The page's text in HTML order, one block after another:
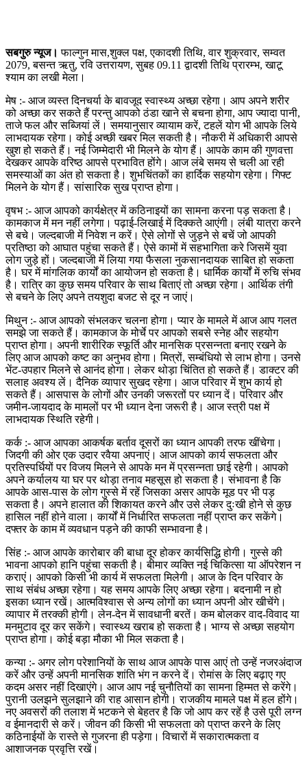
सबगुरु न्यूज। फाल्गुन मास,शुक्ल पक्ष, एकादशी तिथि, वार शुक्रवार, सम्वत
2079, बसन्त ऋतु, रवि उत्तरायण, सुबह 09.11 द्वादशी तिथि प्रारम्भ, खाटू
श्याम का लखी मेला।
मेष :- आज व्यस्त दिनचर्या के बावजूद स्वास्थ्य अच्छा रहेगा। आप अपने शरीर
को अच्छा कर सकते हैं परन्तु आपको ठंडा खाने से बचना होगा, आप ज्यादा पानी,
ताजे फल और सब्जियां लें। समयानुसार व्यायाम करें, टहलें योग भी आपके लिये
लाभदायक रहेगा। कोई अच्छी खबर मिल सकती है। नौकरी में अधिकारी आपसे
खुश हो सकते हैं। नई जिम्मेदारी भी मिलने के योग हैं। आपके काम की गुणवत्ता
देखकर आपके वरिष्ठ आपसे प्रभावित होंगे। आज लंबे समय से चली आ रही
समस्याओं का अंत हो सकता है। शुभचिंतकों का हार्दिक सहयोग रहेगा। गिफ्ट
मिलने के योग हैं। सांसारिक सुख प्राप्त होगा।
वृषभ :- आज आपको कार्यक्षेत्र में कठिनाइयों का सामना करना पड़ सकता है।
कामकाज में मन नहीं लगेगा। पढ़ाई-लिखाई में दिक्कते आएंगी। लंबी यात्रा करने
से बचे। जल्दबाजी में निवेश न करें। ऐसे लोगों से जुड़ने से बचें जो आपकी
प्रतिष्ठा को आघात पहुंचा सकते हैं। ऐसे कामों में सहभागिता करे जिसमें युवा
लोग जुड़े हों। जल्दबाजी में लिया गया फैसला नुकसानदायक साबित हो सकता
है। घर में मांगलिक कार्यों का आयोजन हो सकता है। धार्मिक कार्यों में रुचि संभव
है। रात्रि का कुछ समय परिवार के साथ बिताएं तो अच्छा रहेगा। आर्थिक तंगी
से बचने के लिए अपने तयशुदा बजट से दूर न जाएं।
मिथुन :- आज आपको संभलकर चलना होगा। प्यार के मामले में आज आप गलत
समझे जा सकते हैं। कामकाज के मोर्चे पर आपको सबसे स्नेह और सहयोग
प्राप्त होगा। अपनी शारीरिक स्फूर्ति और मानसिक प्रसन्नता बनाए रखने के
लिए आज आपको कष्ट का अनुभव होगा। मित्रों, सम्बंधियो से लाभ होगा। उनसे
भेंट-उपहार मिलने से आनंद होगा। लेकर थोड़ा चिंतित हो सकते हैं। डाक्टर की
सलाह अवश्य लें। दैनिक व्यापार सुखद रहेगा। आज परिवार में शुभ कार्य हो
सकते हैं। आसपास के लोगों और उनकी जरूरतों पर ध्यान दें। परिवार और
जमीन-जायदाद के मामलों पर भी ध्यान देना जरूरी है। आज स्त्री पक्ष में
लाभदायक स्थिति रहेगी।
कर्क :- आज आपका आकर्षक बर्ताव दूसरों का ध्यान आपकी तरफ खींचेगा।
जिदगी की ओर एक उदार रवैया अपनाएं। आज आपको कार्य सफलता और
प्रतिस्पर्धियों पर विजय मिलने से आपके मन में प्रसन्नता छाई रहेगी। आपको
अपने कर्यालय या घर पर थोड़ा तनाव महसूस हो सकता है। संभावना है कि
आपके आस-पास के लोग गुस्से में रहें जिसका असर आपके मूड पर भी पड़
सकता है। अपने हालात की शिकायत करने और उसे लेकर दुःखी होने से कुछ
हासिल नहीं होने वाला। कार्यों में निर्धारित सफलता नहीं प्राप्त कर सकेंगे।
दफ्तर के काम में व्यवधान पड़ने की काफी सम्भावना है।
सिंह :- आज आपके कारोबार की बाधा दूर होकर कार्यसिद्धि होगी। गुस्से की
भावना आपको हानि पहुंचा सकती है। बीमार व्यक्ति नई चिकित्सा या ऑपरेशन न
कराएं। आपको किसी भी कार्य में सफलता मिलेगी। आज के दिन परिवार के
साथ संबंध अच्छा रहेगा। यह समय आपके लिए अच्छा रहेगा। बदनामी न हो
इसका ध्यान रखें। आत्मविश्वास से अन्य लोगों का ध्यान अपनी ओर खीचेंगे।
व्यापार में तरक्की होगी। लेन-देन में सावधानी बरतें। कम बोलकर वाद-विवाद या
मनमुटाव दूर कर सकेंगे। स्वास्थ्य खराब हो सकता है। भाग्य से अच्छा सहयोग
प्राप्त होगा। कोई बड़ा मौका भी मिल सकता है।
कन्या :- अगर लोग परेशानियों के साथ आज आपके पास आएं तो उन्हें नजरअंदाज
करें और उन्हें अपनी मानसिक शांति भंग न करने दें। रोमांस के लिए बढ़ाए गए
कदम असर नहीं दिखाएंगे। आज आप नई चुनौतियों का सामना हिम्मत से करेंगे।
पुरानी उलझने सुलझाने की राह आसान होगी। राजकीय मामले पक्ष में हल होंगे।
नए अवसरों की तलाश में भटकने से बेहतर है कि जो आप कर रहें है उसे पूरी लग्न
व ईमानदारी से करें। जीवन की किसी भी सफलता को प्राप्त करने के लिए
कठिनाईयों के रास्ते से गुजरना ही पड़ेगा। विचारों में सकारात्मकता व
आशाजनक प्रवृत्ति रखें।